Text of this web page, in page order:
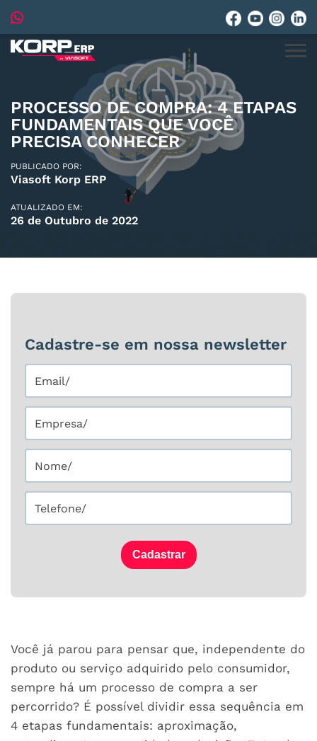
PROCESSO DE COMPRA: 4 ETAPAS
FUNDAMENTAIS QUE VOCÊ
PRECISA CONHECER
PUBLICADO POR:
Viasoft Korp ERP
ATUALIZADO EM:
26 de Outubro de 2022
Você já parou para pensar que, independente do
produto ou serviço adquirido pelo consumidor,
sempre há um processo de compra a ser
percorrido? É possível dividir essa sequência em
4 etapas fundamentais: aproximação,
Cadastre-se em nossa newsletter
Cadastrar